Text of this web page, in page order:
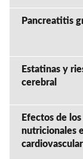
Pancreatitis
Estatinas y
cerebral
Efectos de
nutricionales
cardiovascular